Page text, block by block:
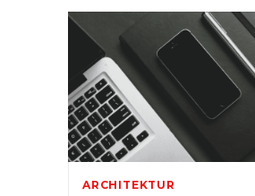
ARCHITEKTUR